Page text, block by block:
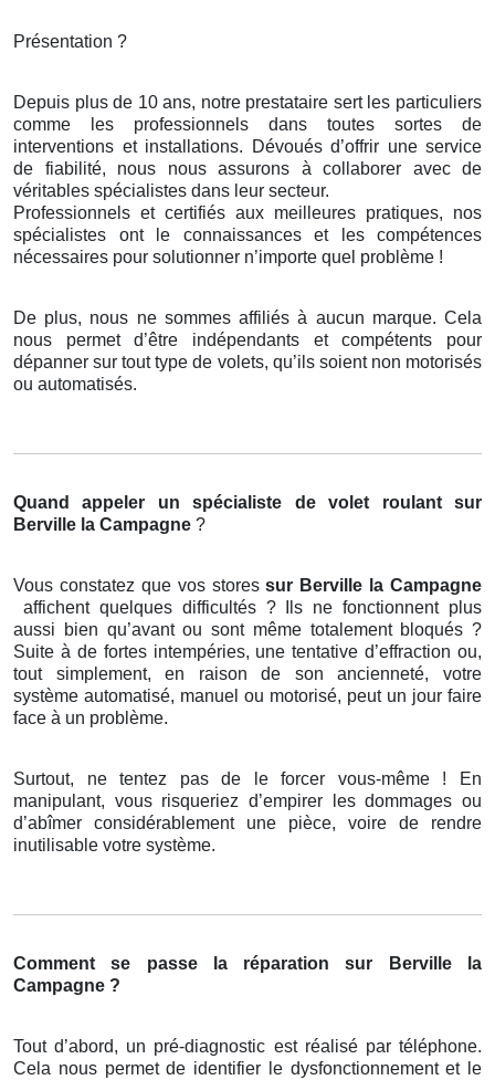
Présentation ?
Depuis plus de 10 ans, notre prestataire sert les particuliers
comme les professionnels dans toutes sortes de
interventions et installations. Dévoués d’offrir une service
de fiabilité, nous nous assurons à collaborer avec de
véritables spécialistes dans leur secteur.
Professionnels et certifiés aux meilleures pratiques, nos
spécialistes ont le connaissances et les compétences
nécessaires pour solutionner n’importe quel problème !
De plus, nous ne sommes affiliés à aucun marque. Cela
nous permet d’être indépendants et compétents pour
dépanner sur tout type de volets, qu’ils soient non motorisés
ou automatisés.
Quand appeler un spécialiste de volet roulant
sur
Berville la Campagne ?
Vous constatez que vos storessur Berville la Campagne
affichent quelques difficultés ? Ils ne fonctionnent plus
aussi bien qu’avant ou sont même totalement bloqués ?
Suite à de fortes intempéries, une tentative d’effraction ou,
tout simplement, en raison de son ancienneté, votre
système automatisé, manuel ou motorisé, peut un jour faire
face à un problème.
Surtout, ne tentez pas de le forcer vous-même ! En
manipulant, vous risqueriez d’empirer les dommages ou
d’abîmer considérablement une pièce, voire de rendre
inutilisable votre système.
Comment se passe la réparation sur Berville la
Campagne ?
Tout d’abord, un pré-diagnostic est réalisé par téléphone.
Cela nous permet de identifier le dysfonctionnement et le